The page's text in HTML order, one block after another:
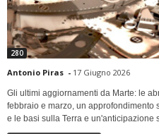
280
Antonio Piras - 17 Giugno 2026
Gli ultimi aggiornamenti da Marte: le
febbraio e marzo, un approfondimento
e le basi sulla Terra e un'anticipazione